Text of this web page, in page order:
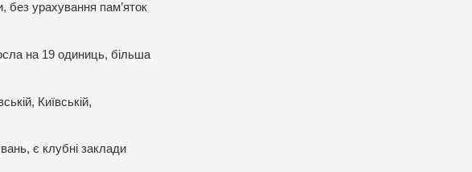
без урахування пам’яток
на 19 одиниць, більша
Київській,
є клубні заклади